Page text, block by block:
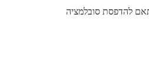
להדפסת סובלמציה